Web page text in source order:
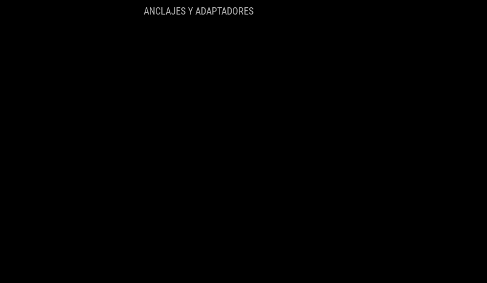
ANCLAJES Y ADAPTADORES